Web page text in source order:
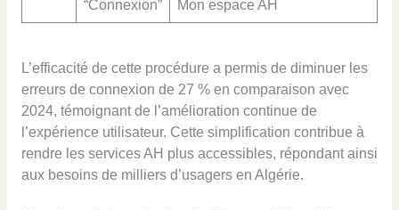
“Connexion” Mon espace AH
L’efficacité de cette procédure a permis de diminuer les
erreurs de connexion de 27 % en comparaison avec
2024, témoignant de l’amélioration continue de
l’expérience utilisateur. Cette simplification contribue à
rendre les services AH plus accessibles, répondant ainsi
aux besoins de milliers d’usagers en Algérie.